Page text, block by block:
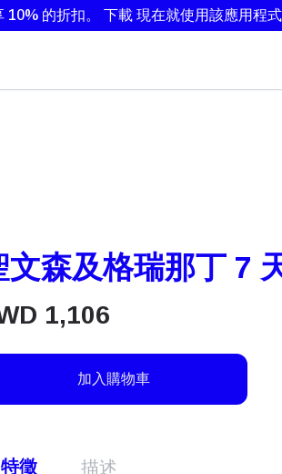
10% 的折扣。 下載 現在就使用該應用程式
文森及格瑞那丁 7
1,106
加入購物車
特徵 描述